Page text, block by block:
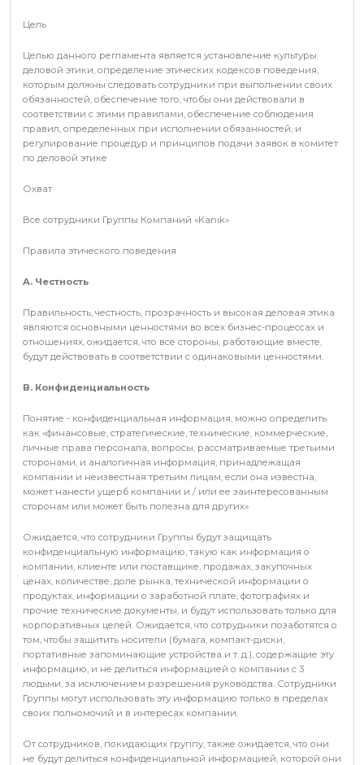
Цель
Целью данного регламента является установление культуры
деловой этики, определение этических кодексов поведения,
которым должны следовать сотрудники при выполнении своих
обязанностей, обеспечение того, чтобы они действовали в
соответствии с этими правилами, обеспечение соблюдения
правил, определенных при исполнении обязанностей, и
регулирование процедур и принципов подачи заявок в комитет
по деловой этике
Охват
Все сотрудники Группы Компаний «Kanık»
Правила этического поведения
A. Честность
Правильность, честность, прозрачность и высокая деловая этика
являются основными ценностями во всех бизнес-процессах и
отношениях, ожидается, что все стороны, работающие вместе,
будут действовать в соответствии с одинаковыми ценностями.
B. Конфиденциальность
Понятие - конфиденциальная информация, можно определить
как «финансовые, стратегические, технические, коммерческие,
личные права персонала, вопросы, рассматриваемые третьими
сторонами, и аналогичная информация, принадлежащая
компании и неизвестная третьим лицам, если она известна,
может нанести ущерб компании и / или ее заинтересованным
сторонам или может быть полезна для других»
Ожидается, что сотрудники Группы будут защищать
конфиденциальную информацию, такую как информация о
компании, клиенте или поставщике, продажах, закупочных
ценах, количестве, доле рынка, технической информации о
продуктах, информации о заработной плате, фотографиях и
прочие технические документы, и будут использовать только для
корпоративных целей. Ожидается, что сотрудники позаботятся о
том, чтобы защитить носители (бумага, компакт-диски,
портативные запоминающие устройства и т. д.), содержащие эту
информацию, и не делиться информацией о компании с 3
людьми, за исключением разрешения руководства. Сотрудники
Группы могут использовать эту информацию только в пределах
своих полномочий и в интересах компании.
От сотрудников, покидающих группу, также ожидается, что они
не будут делиться конфиденциальной информацией, которой они